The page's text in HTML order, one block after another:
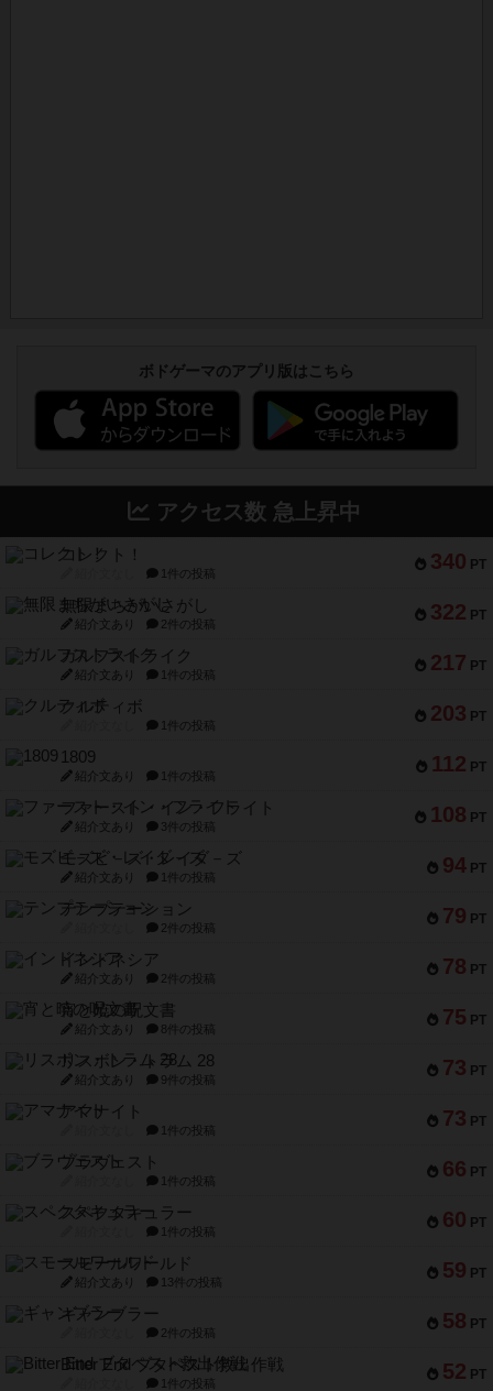
ボドゲーマのアプリ版はこちら
アクセス数 急上昇中
340 PT
コレクト！
1件の投稿
322 PT
無限まちがいさがし
紹介文あり 2件の投稿
217 PT
ガルフストライク
紹介文あり 1件の投稿
203 PT
クルティボ
1件の投稿
112 PT
1809
紹介文あり 1件の投稿
108 PT
ファースト・イン・フライト
紹介文あり 3件の投稿
94 PT
モズビ－ズ・レイダ－ズ
紹介文あり 1件の投稿
79 PT
テンプテーション
2件の投稿
78 PT
インドネシア
紹介文あり 2件の投稿
75 PT
宵と暁の呪文書
紹介文あり 8件の投稿
73 PT
リスボン・トラム 28
紹介文あり 9件の投稿
73 PT
アマナイト
1件の投稿
66 PT
ブラヴェスト
1件の投稿
60 PT
スペクタキュラー
1件の投稿
59 PT
スモールワールド
紹介文あり 13件の投稿
58 PT
ギャンブラー
2件の投稿
52 PT
Bitter End ブタペスト救出作戦
1件の投稿